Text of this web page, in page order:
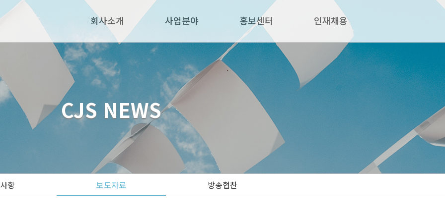
회사소개 사업분야 홍보센터 인재채용
CJS NEWS
항 보도자료 방송협찬